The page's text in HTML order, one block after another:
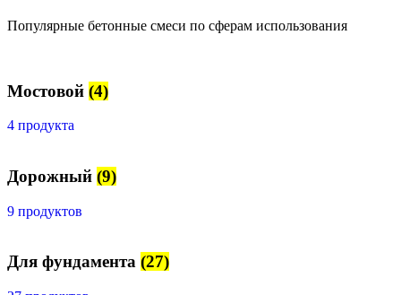
Популярные бетонные смеси по сферам использования
Мостовой (4)
4 продукта
Дорожный (9)
9 продуктов
Для фундамента (27)